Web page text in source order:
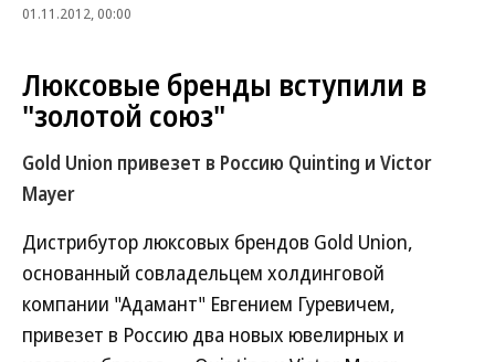
01.11.2012, 00:00
Люксовые бренды вступили в
"золотой союз"
Gold Union привезет в Россию Quinting и Victor
Mayer
Дистрибутор люксовых брендов Gold Union,
основанный совладельцем холдинговой
компании "Адамант" Евгением Гуревичем,
привезет в Россию два новых ювелирных и